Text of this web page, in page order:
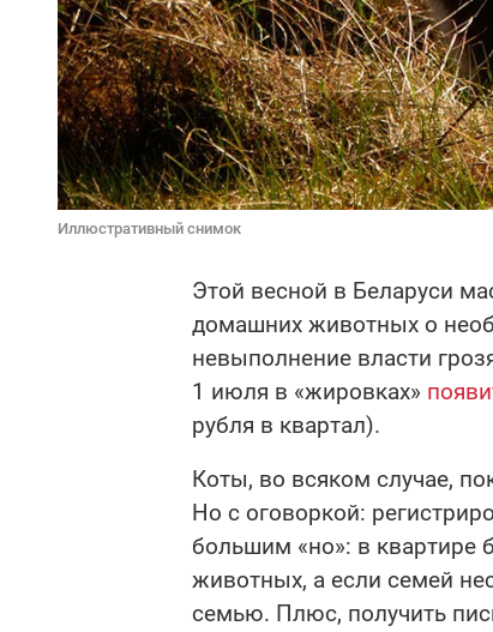
Иллюстративный снимок
Этой весной в Беларуси
домашних животных о
невыполнение власти
1 июля в «жировках»
рубля в квартал).
Коты, во всяком случае,
Но с оговоркой:
большим «но»: в квартире
животных, а если семей
семью. Плюс, получить